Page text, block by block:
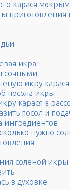
карася
приготовления
икра
сочными
икру
посола икры
карася в
посол и
ингредиентов
нужно
солёной икры
в духовке